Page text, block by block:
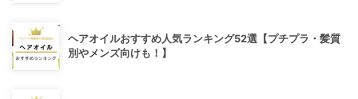
ヘアオイルおすすめ人気ランキング52選【プチプラ・髪質
別やメンズ向けも！】